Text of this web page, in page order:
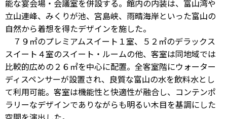
能な宴会場・会議室を併設する。館内の内装は、富山湾や
立山連峰、みくりが池、宮島峡、雨晴海岸といった富山の
自然から着想を得たデザインを施した。
７９㎡のプレミアムスイート１室、５２㎡のデラックス
スイート４室のスイート・ルームの他、客室は同地域では
比較的広めの２６㎡を中心に配置。全客室階にウォーター
ディスペンサーが設置され、良質な富山の水を飲料水とし
て利用可能。客室は機能性と快適性が融合し、コンテンポ
ラリーなデザインでありながらも明るい木目を基調にした